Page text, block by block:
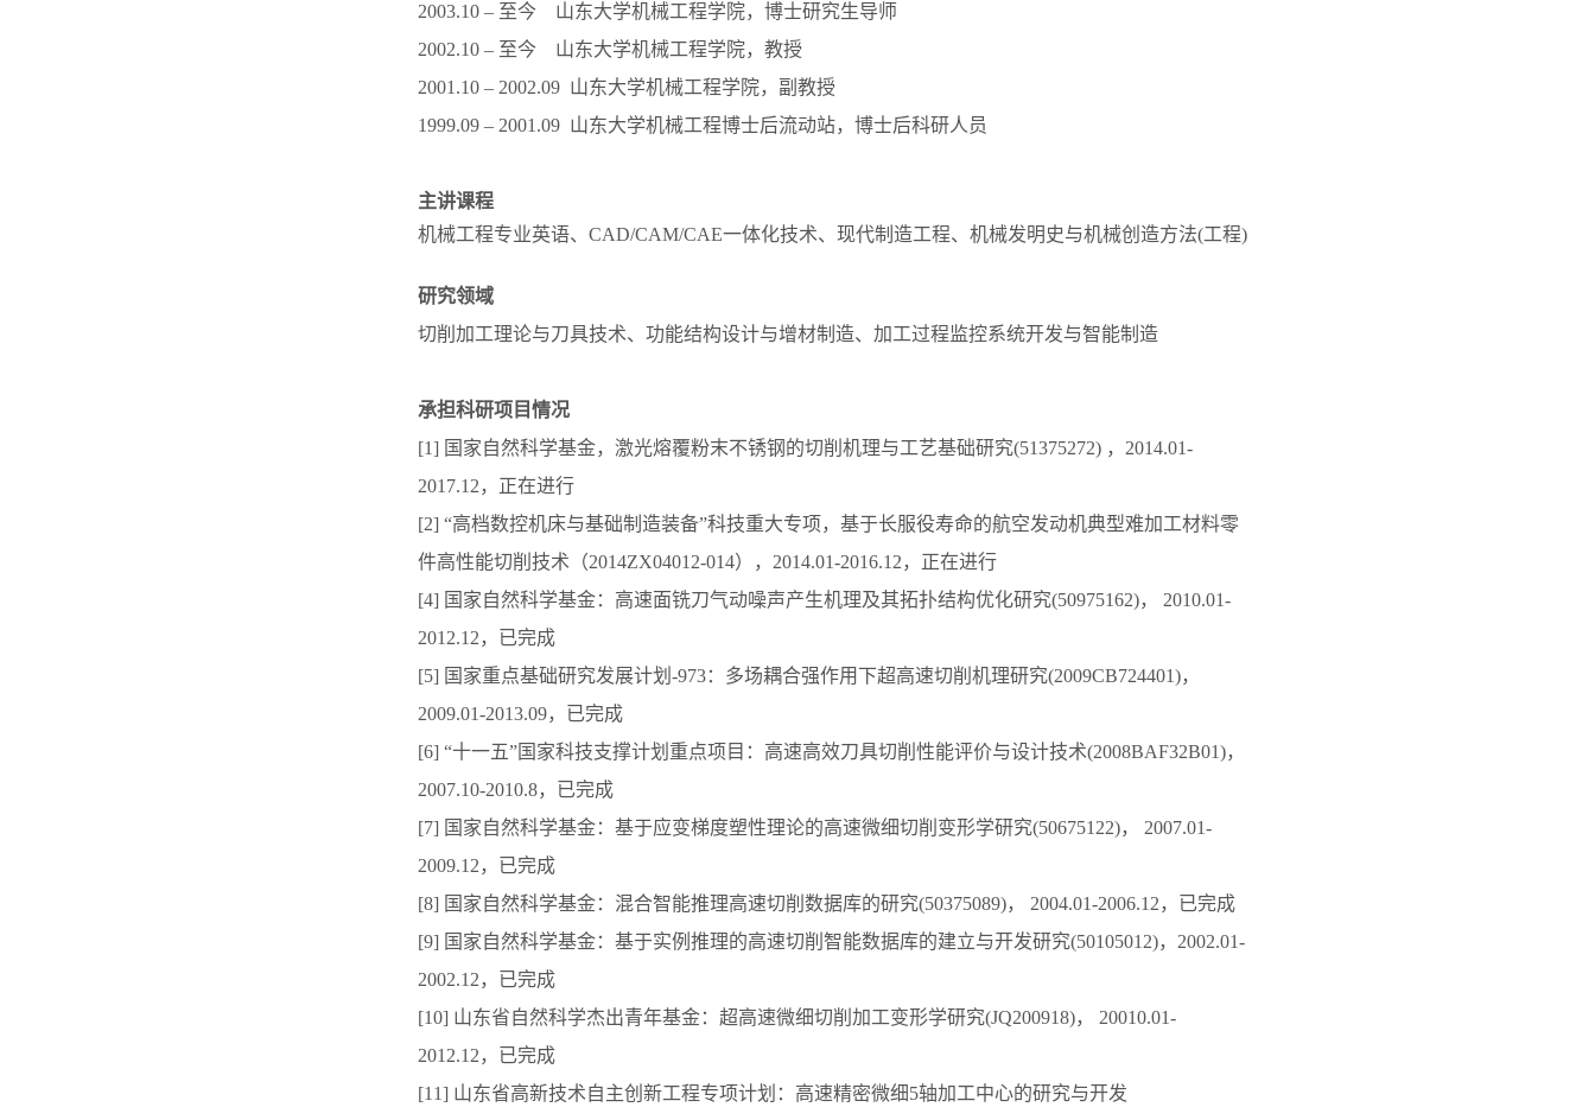
2003.10 – 至今 山东大学机械工程学院，博士研究生导师
2002.10 – 至今 山东大学机械工程学院，教授
2001.10 – 2002.09 山东大学机械工程学院，副教授
1999.09 – 2001.09 山东大学机械工程博士后流动站，博士后科研人员
主讲课程
机械工程专业英语、CAD/CAM/CAE一体化技术、现代制造工程、机械发明史与机械创造方法(工程)
研究领域
切削加工理论与刀具技术、功能结构设计与增材制造、加工过程监控系统开发与智能制造
承担科研项目情况
[1] 国家自然科学基金，激光熔覆粉末不锈钢的切削机理与工艺基础研究(51375272) ，2014.01-
2017.12，正在进行
[2] “高档数控机床与基础制造装备”科技重大专项，基于长服役寿命的航空发动机典型难加工材料零
件高性能切削技术（2014ZX04012-014），2014.01-2016.12，正在进行
[4] 国家自然科学基金：高速面铣刀气动噪声产生机理及其拓扑结构优化研究(50975162)， 2010.01-
2012.12，已完成
[5] 国家重点基础研究发展计划-973：多场耦合强作用下超高速切削机理研究(2009CB724401)，
2009.01-2013.09，已完成
[6] “十一五”国家科技支撑计划重点项目：高速高效刀具切削性能评价与设计技术(2008BAF32B01)，
2007.10-2010.8，已完成
[7] 国家自然科学基金：基于应变梯度塑性理论的高速微细切削变形学研究(50675122)， 2007.01-
2009.12，已完成
[8] 国家自然科学基金：混合智能推理高速切削数据库的研究(50375089)， 2004.01-2006.12，已完成
[9] 国家自然科学基金：基于实例推理的高速切削智能数据库的建立与开发研究(50105012)，2002.01-
2002.12，已完成
[10] 山东省自然科学杰出青年基金：超高速微细切削加工变形学研究(JQ200918)， 20010.01-
2012.12，已完成
[11] 山东省高新技术自主创新工程专项计划：高速精密微细5轴加工中心的研究与开发